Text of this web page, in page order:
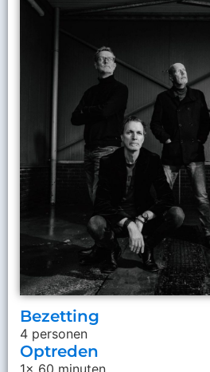
Bezetting
4 personen
Optreden